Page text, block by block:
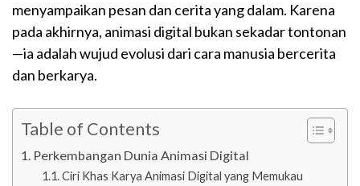
menyampaikan pesan dan cerita yang dalam. Karena
pada akhirnya, animasi digital bukan sekadar tontonan
—ia adalah wujud evolusi dari cara manusia bercerita
dan berkarya.
Table of Contents
Perkembangan Dunia Animasi Digital
Ciri Khas Karya Animasi Digital yang Memukau